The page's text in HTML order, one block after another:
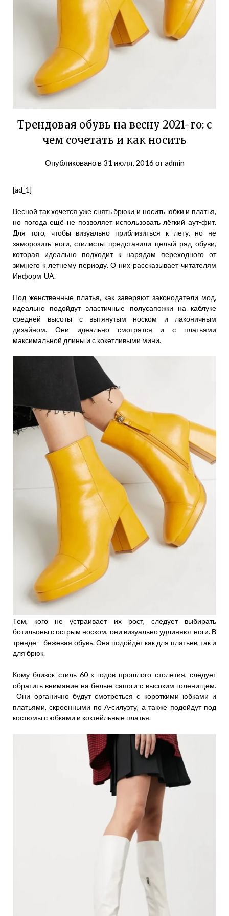
Трендовая обувь на весну 2021-го: с
чем сочетать и как носить
Опубликовано в 31 июля, 2016 отadmin
[ad_1]
Весной так хочется уже снять брюки и носить юбки и платья,
но погода ещё не позволяет использовать лёгкий аут-фит.
Для того, чтобы визуально приблизиться к лету, но не
заморозить ноги, стилисты представили целый ряд обуви,
которая идеально подходит к нарядам переходного от
зимнего к летнему периоду. О них рассказывает читателям
Информ-UA.
Под женственные платья, как заверяют законодатели мод,
идеально подойдут эластичные полусапожки на каблуке
средней высоты с вытянутым носком и лаконичным
дизайном. Они идеально смотрятся и с платьями
максимальной длины и с кокетливыми мини.
Тем, кого не устраивает их рост, следует выбирать
ботильоны с острым носком, они визуально удлиняют ноги. В
тренде – бежевая обувь. Она подойдёт как для платьев, так и
для брюк.
Кому близок стиль 60-х годов прошлого столетия, следует
обратить внимание на белые сапоги с высоким голенищем.
Они органично будут смотреться с короткими юбками и
платьями, скроенными по А-силуэту, а также подойдут под
костюмы с юбками и коктейльные платья.